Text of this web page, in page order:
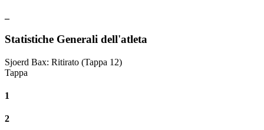
Statistiche Generali dell'atleta
Sjoerd Bax: Ritirato (Tappa 12)
Tappa
1
2